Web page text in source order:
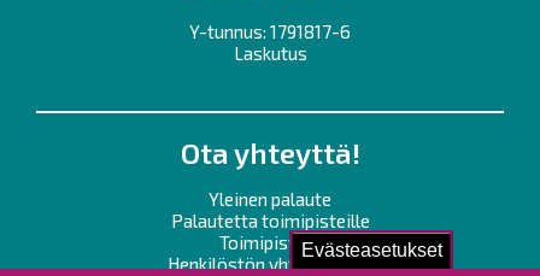
Evästeasetukset
Y-tunnus: 1791817-6
Laskutus
Ota yhteyttä!
Yleinen palaute
Palautetta toimipisteille
Toimipisteet
Henkilöstön yhteystiedot